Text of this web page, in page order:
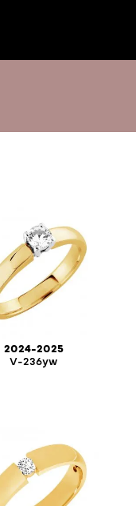
2024-2025
V-236yw